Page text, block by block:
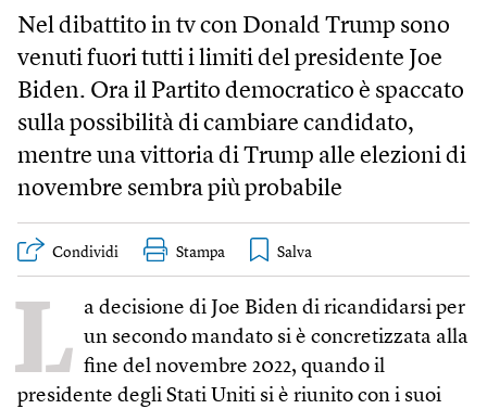
Nel dibattito in tv con Donald Trump sono
venuti fuori tutti i limiti del presidente Joe
Biden. Ora il Partito democratico è spaccato
sulla possibilità di cambiare candidato,
mentre una vittoria di Trump alle elezioni di
novembre sembra più probabile
Condividi Stampa
L a decisione di Joe Biden di ricandidarsi per
un secondo mandato si è concretizzata alla
fine del novembre 2022, quando il
presidente degli Stati Uniti si è riunito con i suoi